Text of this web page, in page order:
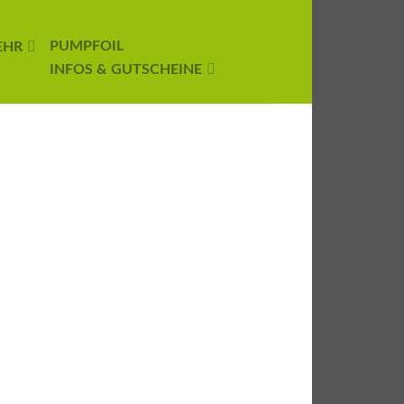
PUMPFOIL
INFOS & GUTSCHEINE